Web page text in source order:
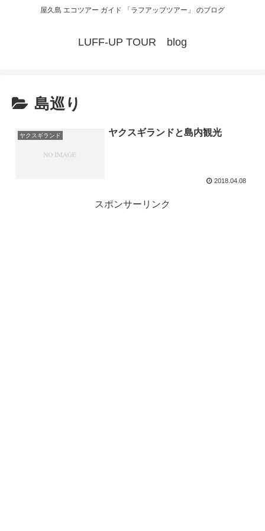
屋久島 エコツアー ガイド 「ラフアップツアー」 のブログ
LUFF-UP TOUR blog
島巡り
ヤクスギランド ヤクスギランドと島内観光
2018.04.08
スポンサーリンク